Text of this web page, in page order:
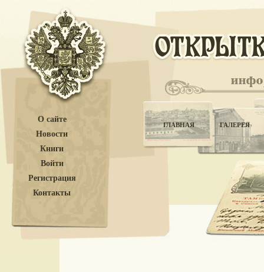
О сайте
Новости
Книги
Войти
Регистрация
Контакты
ГЛАВНАЯ ГАЛЕРЕЯ